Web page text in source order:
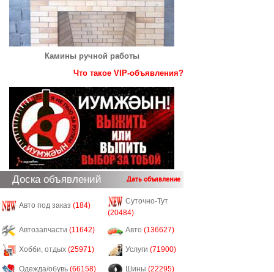
Камины ручной работы
Что такое VIP-объявления?
Доска объявлений Дать объявление
Авто под заказ (184)
Суточно-Тут
(20484)
Автозапчасти (11642) Авто (136627)
Хобби, отдых (25971) Услуги (71900)
Одежда/обувь (66158) Шины (22295)